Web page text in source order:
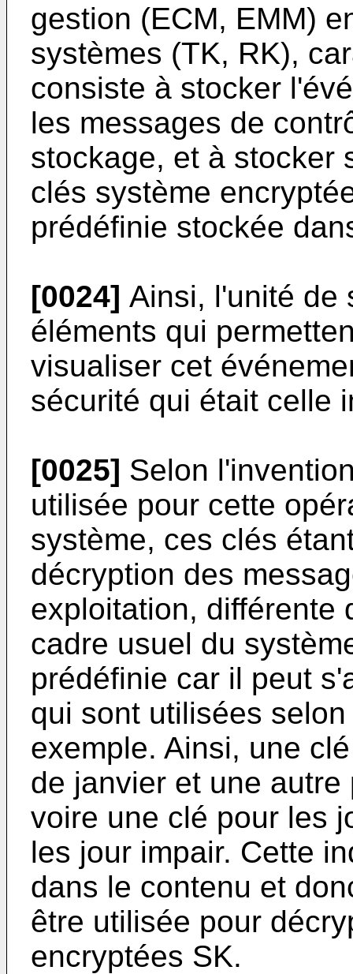
gestion (ECM, EMM)
systèmes (TK, RK),
consiste à stocker
les messages de
stockage, et à stocker
clés système
prédéfinie stockée
[0024] Ainsi, l'unité de
éléments qui
visualiser cet
sécurité qui était celle
[0025] Selon
utilisée pour cette
système, ces clés
décryption des
exploitation, différente
cadre usuel du
prédéfinie car il peut
qui sont utilisées
exemple. Ainsi, une
de janvier et une
voire une clé pour les
les jour impair. Cette
dans le contenu et
être utilisée pour
encryptées SK.